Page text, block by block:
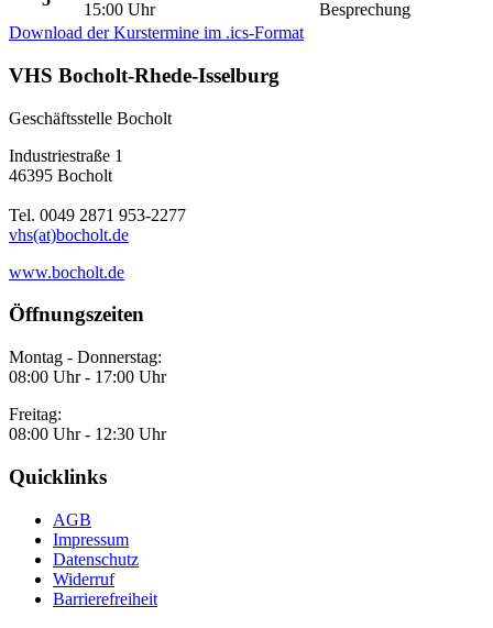
15:00 Uhr
Besprechung
Download der Kurstermine im .ics-Format
VHS Bocholt-Rhede-Isselburg
Geschäftsstelle Bocholt
Industriestraße 1
46395 Bocholt
Tel. 0049 2871 953-2277
vhs(at)bocholt.de
www.bocholt.de
Öffnungszeiten
Montag - Donnerstag:
08:00 Uhr - 17:00 Uhr
Freitag:
08:00 Uhr - 12:30 Uhr
Quicklinks
AGB
Impressum
Datenschutz
Widerruf
Barrierefreiheit